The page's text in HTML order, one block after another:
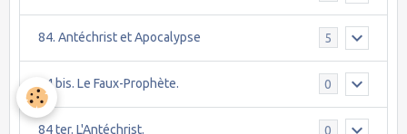
84. Antéchrist et Apocalypse 5
84 bis. Le Faux-Prophète. 0
84 ter. L'Antéchrist. 0